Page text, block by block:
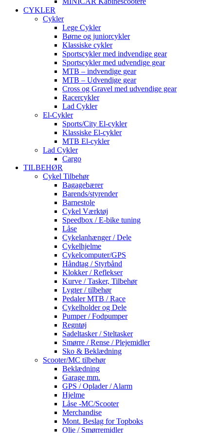
CYKLER
Cykler
Lege Cykler
Børne og juniorcykler
Klassiske cykler
Sportscykler med indvendige gear
Sportscykler med udvendige gear
MTB – indvendige gear
MTB – Udvendige gear
Cross og Gravel med udvendige gear
Racercykler
Lad Cykler
El-Cykler
Sports/City El-cykler
Klassiske El-cykler
MTB El-cykler
Lad Cykler
Cargo
TILBEHØR
Cykel Tilbehør
Bagagebærer
Barends/styrender
Barnestole
Cykel Værktøj
Speedbox / E-bike tuning
Låse
Cykelanhænger / Dele
Cykelhjelme
Cykelcomputer/GPS
Håndtag / Styrbånd
Klokker / Reflekser
Kurve / Tasker, Tilbehør
Lygter / tilbehør
Pedaler MTB / Race
Cykelholder og Dele
Pumper / Fodpumper
Regntøj
Sadeltasker / Steltasker
Smørre / Rense / Plejemidler
Sko & Beklædning
Scooter/MC tilbehør
Beklædning
Garage mm.
GPS / Oplader / Alarm
Hjelme
Låse -MC/Scooter
Merchandise
Mont. Beslag for Topboks
Olie / Smørremidler